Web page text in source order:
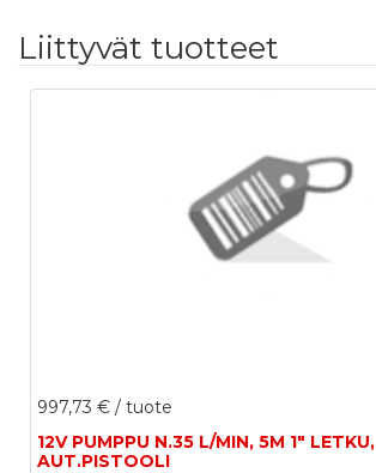
Liittyvät tuotteet
997,73 € / tuote
12V PUMPPU N.35 L/MIN, 5M 1" LETKU,
AUT.PISTOOLI